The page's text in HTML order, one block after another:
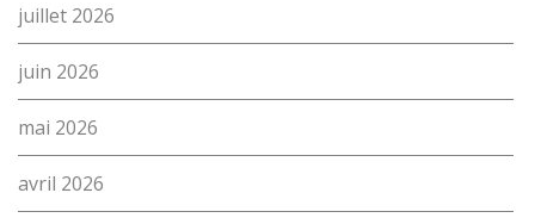
juillet 2026
juin 2026
mai 2026
avril 2026